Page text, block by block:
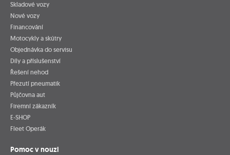
Skladové vozy
Nové vozy
Financování
Motocykly a skútry
Objednávka do servisu
Díly a příslušenství
Řešení nehod
Přezutí pneumatik
Půjčovna aut
Firemní zákazník
E-SHOP
Fleet Operák
Pomoc v nouzi